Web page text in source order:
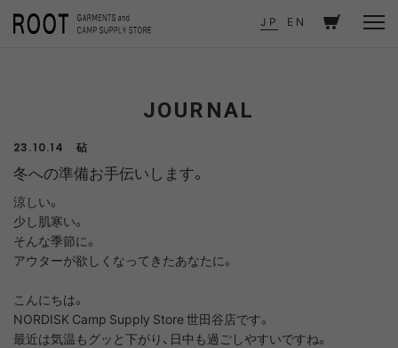
JP EN
TOP JOURNAL 冬への準備お手伝いします。
JOURNAL
23.10.14 砧
冬への準備お手伝いします。
涼しい。
少し肌寒い。
そんな季節に。
アウターが欲しくなってきたあなたに。
こんにちは。
NORDISK Camp Supply Store 世田谷店です。
最近は気温もグッと下がり、日中も過ごしやすいですね。